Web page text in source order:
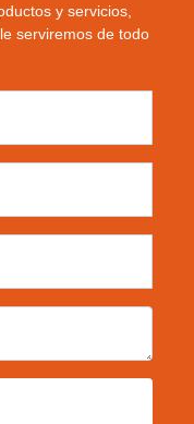
y servicios,
serviremos de todo